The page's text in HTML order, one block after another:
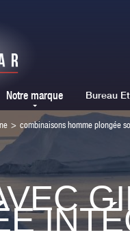
Notre marque Bureau
> combinaisons homme plongée